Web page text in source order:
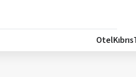
OtelKıbrıs